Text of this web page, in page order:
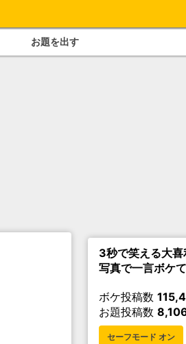
お題を出す
3秒で笑える大喜
写真で一言ボケ
ボケ投稿数
お題投稿数
セーフモード オン